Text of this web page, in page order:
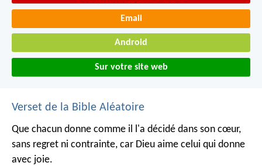
Email
Android
Sur votre site web
Verset de la Bible Aléatoire
Que chacun donne comme il l'a décidé dans son cœur,
sans regret ni contrainte, car Dieu aime celui qui donne
avec joie.